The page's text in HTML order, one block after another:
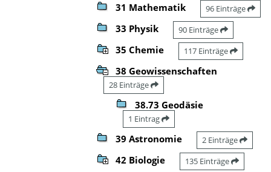
31 Mathematik 96 Einträge
33 Physik 90 Einträge
35 Chemie 117 Einträge
38 Geowissenschaften
28 Einträge
38.73 Geodäsie
1 Eintrag
39 Astronomie 2 Einträge
42 Biologie 135 Einträge